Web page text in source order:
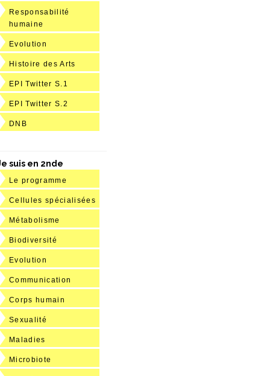
Responsabilité
humaine
Evolution
Histoire des Arts
EPI Twitter S.1
EPI Twitter S.2
DNB
suis en 2nde
Le programme
Cellules spécialisées
Métabolisme
Biodiversité
Evolution
Communication
Corps humain
Sexualité
Maladies
Microbiote